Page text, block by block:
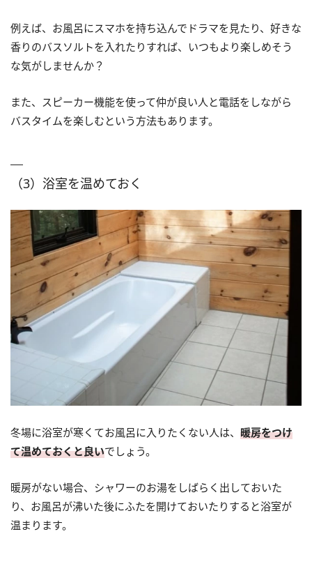
例えば、お風呂にスマホを持ち込んでドラマを見たり、好きな
香りのバスソルトを入れたりすれば、いつもより楽しめそう
な気がしませんか？
また、スピーカー機能を使って仲が良い人と電話をしながら
バスタイムを楽しむという方法もあります。
（3）浴室を温めておく
冬場に浴室が寒くてお風呂に入りたくない人は、 暖房をつけ
て温めておくと良いでしょう。
暖房がない場合、シャワーのお湯をしばらく出しておいた
り、お風呂が沸いた後にふたを開けておいたりすると浴室が
温まります。